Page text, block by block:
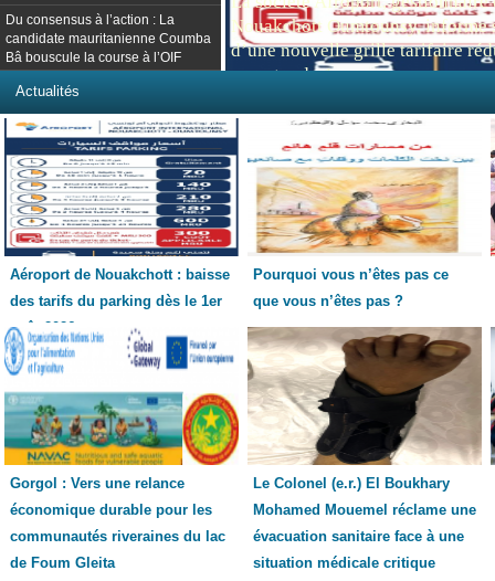
Nouakchott Oumtounsy, informe
d’une nouvelle grille tarifaire
compter du 1er a
dénonce le piège de l’assignation
Du consensus à l’action : La
candidate mauritanienne Coumba
Bâ bouscule la course à l’OIF
Actualités
Aéroport de Nouakchott : baisse
des tarifs du parking dès le 1er
août 2026
Pourquoi vous n’êtes pas ce
que vous n’êtes pas ?
Gorgol : Vers une relance
économique durable pour les
communautés riveraines du lac
de Foum Gleita
Le Colonel (e.r.) El Boukhary
Mohamed Mouemel réclame une
évacuation sanitaire face à une
situation médicale critique